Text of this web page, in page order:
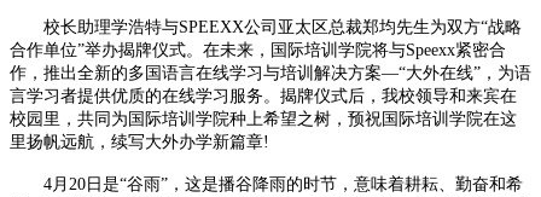
校长助理学浩特与SPEEXX公司亚太区总裁郑均先生为双方“战略
合作单位”举办揭牌仪式。在未来，国际培训学院将与Speexx紧密合
作，推出全新的多国语言在线学习与培训解决方案—“大外在线”，为语
言学习者提供优质的在线学习服务。揭牌仪式后，我校领导和来宾在
校园里，共同为国际培训学院种上希望之树，预祝国际培训学院在这
里扬帆远航，续写大外办学新篇章!
4月20日是“谷雨”，这是播谷降雨的时节，意味着耕耘、勤奋和希